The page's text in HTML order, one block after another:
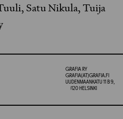
Satu Nikula, Tuija
GRAFIA RY
GRAFIA(AT)GRAFIA.FI
UUDENMAANKATU 11 B 9,
00120 HELSINKI